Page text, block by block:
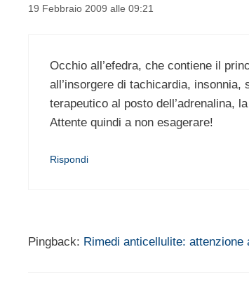
19 Febbraio 2009 alle 09:21
Occhio all’efedra, che contiene il
all’insorgere di tachicardia,
terapeutico al posto dell’adrenalina,
Attente quindi a non esagerare!
Rispondi
Pingback: Rimedi anticellulite: